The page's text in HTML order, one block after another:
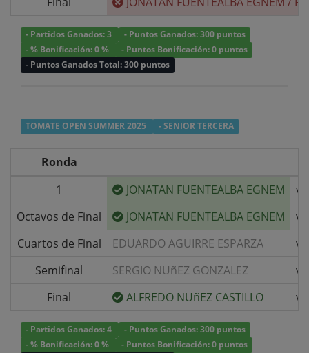
- Partidos Ganados: 3
- Puntos Ganados: 300 puntos
- % Bonificación: 0 %
- Puntos Bonificación: 0 puntos
- Puntos Ganados Total: 300 puntos
TOMATE OPEN SUMMER 2025 - SENIOR TERCERA
Ronda
1
JONATAN FUENTEALBA EGNEM
v/
Octavos de Final
JONATAN FUENTEALBA EGNEM
v/
Cuartos de Final
EDUARDO AGUIRRE ESPARZA
v/
Semifinal
SERGIO NUñEZ GONZALEZ
v/
Final
ALFREDO NUñEZ CASTILLO v/
- Partidos Ganados: 4
- Puntos Ganados: 300 puntos
- % Bonificación: 0 %
- Puntos Bonificación: 0 puntos